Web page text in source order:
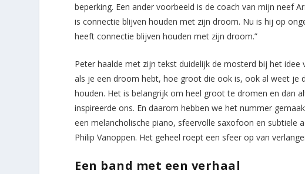
beperking. Een ander voorbeeld is de coach van mijn neef
is connectie blijven houden met zijn droom. Nu is hij op
heeft connectie blijven houden met zijn droom.”
Peter haalde met zijn tekst duidelijk de mosterd bij het idee
als je een droom hebt, hoe groot die ook is, ook al weet je
houden. Het is belangrijk om heel groot te dromen en dan
inspireerde ons. En daarom hebben we het nummer
een melancholische piano, sfeervolle saxofoon en subtiele
Philip Vanoppen. Het geheel roept een sfeer op van
Een band met een verhaal